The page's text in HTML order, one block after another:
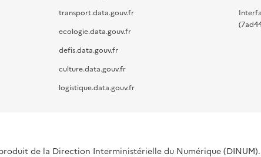
transport.data.gouv.fr
ecologie.data.gouv.fr
defis.data.gouv.fr
culture.data.gouv.fr
logistique.data.gouv.fr
de la Direction Interministérielle du Numérique (DINUM).